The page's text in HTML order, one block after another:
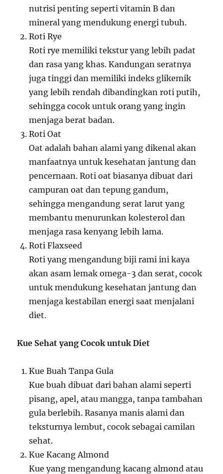
nutrisi penting seperti vitamin B dan
mineral yang mendukung energi tubuh.
Roti Rye
Roti rye memiliki tekstur yang lebih padat
dan rasa yang khas. Kandungan seratnya
juga tinggi dan memiliki indeks glikemik
yang lebih rendah dibandingkan roti putih,
sehingga cocok untuk orang yang ingin
menjaga berat badan.
Roti Oat
Oat adalah bahan alami yang dikenal akan
manfaatnya untuk kesehatan jantung dan
pencernaan. Roti oat biasanya dibuat dari
campuran oat dan tepung gandum,
sehingga mengandung serat larut yang
membantu menurunkan kolesterol dan
menjaga rasa kenyang lebih lama.
Roti Flaxseed
Roti yang mengandung biji rami ini kaya
akan asam lemak omega-3 dan serat, cocok
untuk mendukung kesehatan jantung dan
menjaga kestabilan energi saat menjalani
diet.
Kue Sehat yang Cocok untuk Diet
Kue Buah Tanpa Gula
Kue buah dibuat dari bahan alami seperti
pisang, apel, atau mangga, tanpa tambahan
gula berlebih. Rasanya manis alami dan
teksturnya lembut, cocok sebagai camilan
sehat.
Kue Kacang Almond
Kue yang mengandung kacang almond atau